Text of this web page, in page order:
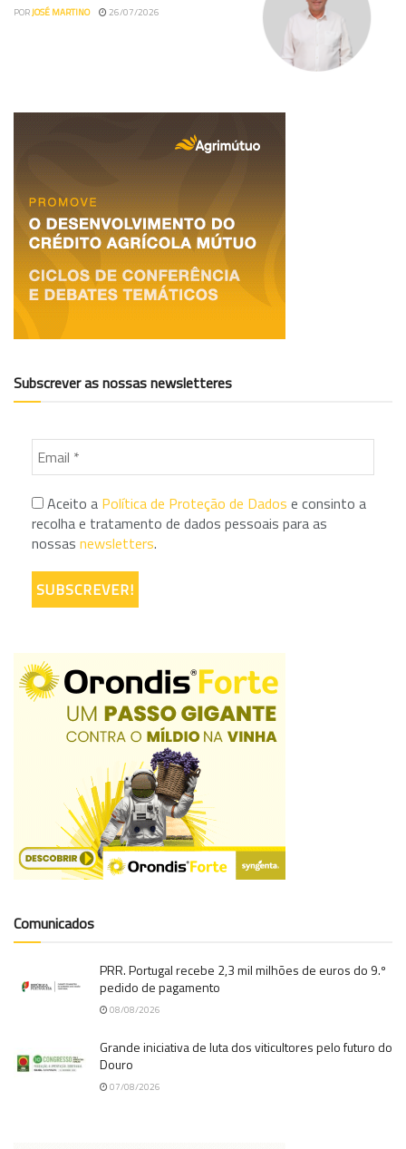
PORJOSÉ MARTINO 26/07/2026
Subscrever as nossas newsletteres
Aceito a Política de Proteção de Dados e consinto a
recolha e tratamento de dados pessoais para as
nossas newsletters.
Comunicados
PRR. Portugal recebe 2,3 mil milhões de euros do 9.º
pedido de pagamento
08/08/2026
Grande iniciativa de luta dos viticultores pelo futuro do
Douro
07/08/2026